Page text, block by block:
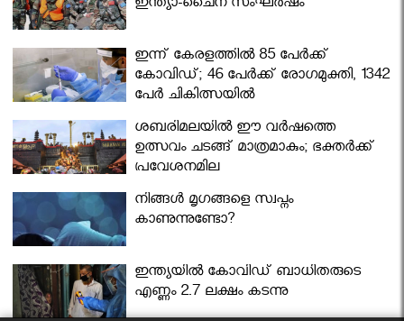
ഇന്ത്യാ-ചൈന സംഘർഷം
ഇന്ന് കേരളത്തിൽ 85 പേർക്ക്
കോവിഡ്; 46 പേർക്ക് രോഗമുക്തി, 1342
പേർ ചികിത്സയിൽ
ശബരിമലയില്‍ ഈ വർഷത്തെ
ഉത്സവം ചടങ്ങ് മാത്രമാകും; ഭക്തർക്ക്
പ്രവേശനമില്ല
നിങ്ങള്‍ മൃഗങ്ങളെ സ്വപ്നം
കാണുന്നുണ്ടോ?
ഇന്ത്യയിൽ കോവിഡ് ബാധിതരുടെ
എണ്ണം 2.7 ലക്ഷം കടന്നു